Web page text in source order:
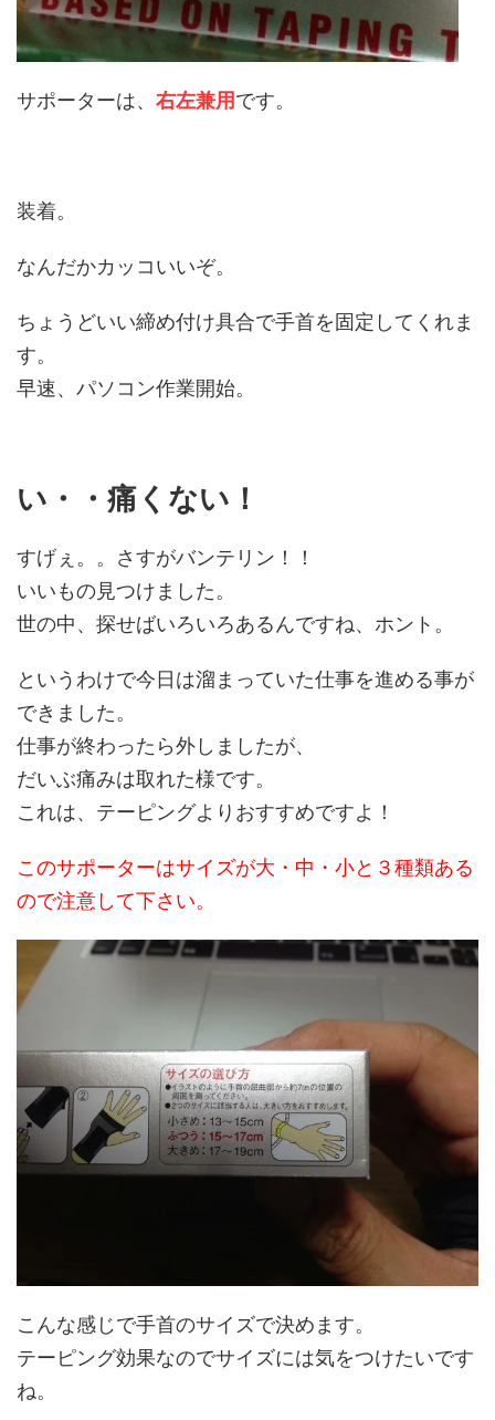
サポーターは、 右左兼用です。
装着。
なんだかカッコいいぞ。
ちょうどいい締め付け具合で手首を固定してくれま
す。
早速、パソコン作業開始。
い・・痛くない！
すげぇ。。さすがバンテリン！！
いいもの見つけました。
世の中、探せばいろいろあるんですね、ホント。
というわけで今日は溜まっていた仕事を進める事が
できました。
仕事が終わったら外しましたが、
だいぶ痛みは取れた様です。
これは、テーピングよりおすすめですよ！
このサポーターはサイズが大・中・小と３種類ある
ので注意して下さい。
こんな感じで手首のサイズで決めます。
テーピング効果なのでサイズには気をつけたいです
ね。